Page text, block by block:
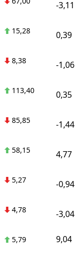
-3,11
15,28 0,39
8,38 -1,06
113,40 0,35
85,85 -1,44
58,15 4,77
5,27 -0,94
4,78 -3,04
5,79 9,04